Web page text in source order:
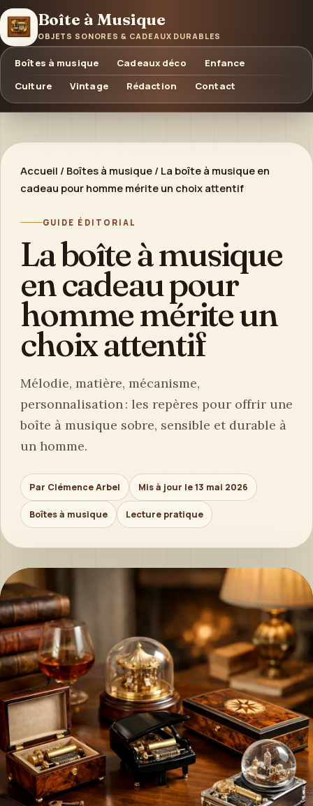
Boîte à Musique
OBJETS SONORES & CADEAUX DURABLES
Boîtes à musique Cadeaux déco
Enfance
Culture
Vintage Rédaction Contact
Accueil / Boîtes à musique / La boîte à musique en
cadeau pour homme mérite un choix attentif
GUIDE ÉDITORIAL
La boîte à musique
en cadeau pour
homme mérite un
choix attentif
Mélodie, matière, mécanisme,
personnalisation : les repères pour offrir une
boîte à musique sobre, sensible et durable à
un homme.
Par Clémence Arbel Mis à jour le 13 mai 2026
Boîtes à musique Lecture pratique